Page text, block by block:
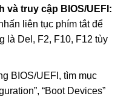
và truy cập BIOS/UEFI:
liên tục phím tắt để
là Del, F2, F10, F12 tùy
BIOS/UEFI, tìm mục
“Boot Devices”